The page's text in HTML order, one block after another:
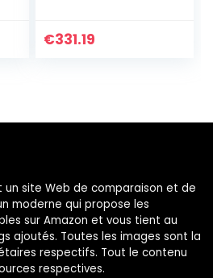
€331.19
site Web de comparaison et de
moderne qui propose les
sur Amazon et vous tient au
ajoutés. Toutes les images sont la
respectifs. Tout le contenu
respectives.